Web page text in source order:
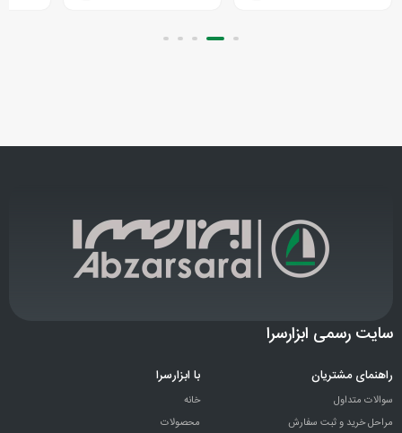
سایت رسمی ابزارسرا
راهنمای مشتریان
سوالات متداول
مراحل خرید و ثبت سفارش
با ابزارسرا
خانه
محصولات